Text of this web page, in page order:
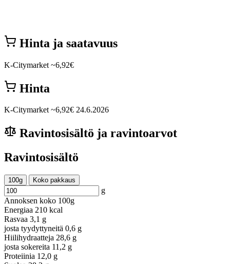
Hinta ja saatavuus
K-Citymarket ~6,92€
Hinta
K-Citymarket ~6,92€ 24.6.2026
Ravintosisältö ja ravintoarvot
Ravintosisältö
100g Koko pakkaus
g
Annoksen koko 100g
Energiaa 210 kcal
Rasvaa 3,1 g
josta tyydyttyneitä 0,6 g
Hiilihydraatteja 28,6 g
josta sokereita 11,2 g
Proteiinia 12,0 g